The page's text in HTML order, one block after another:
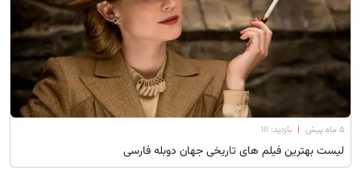
۵ ماه پیش | بازدید: 111
لیست بهترین فیلم های تاریخی جهان دوبله فارسی